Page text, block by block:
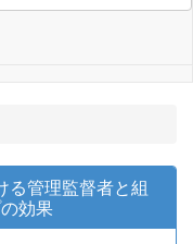
る管理監督者と組
効果